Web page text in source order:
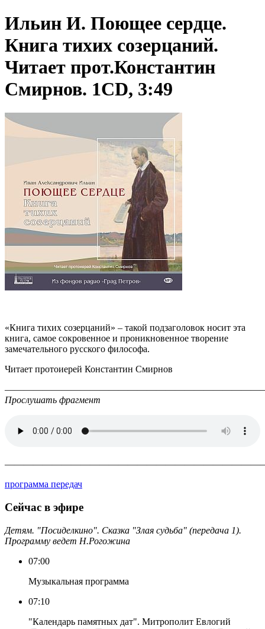
Ильин И. Поющее сердце.
Книга тихих созерцаний.
Читает прот.Константин
Смирнов. 1CD, 3:49
«Книга тихих созерцаний» – такой подзаголовок носит эта
книга, самое сокровенное и проникновенное творение
замечательного русского философа.
Читает протоиерей Константин Смирнов
Прослушать фрагмент
программа передач
Сейчас в эфире
Детям. "Посиделкино". Сказка "Злая судьба" (передача 1).
Программу ведет Н.Рогожина
07:00
Музыкальная программа
07:10
"Календарь памятных дат". Митрополит Евлогий